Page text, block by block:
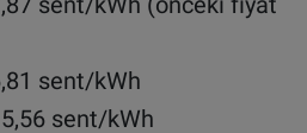
sent/kWh
sent/kWh